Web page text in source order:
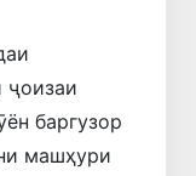
ҷоизаи
баргузор
машҳури